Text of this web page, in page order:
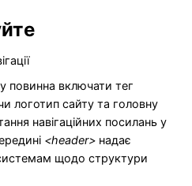
повинна включати тег
логотип сайту та головну
навігаційних посилань у
<header> надає
щодо структури